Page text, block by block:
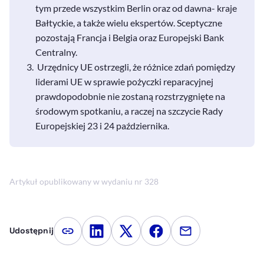
tym przede wszystkim Berlin oraz od dawna- kraje
Bałtyckie, a także wielu ekspertów. Sceptyczne
pozostają Francja i Belgia oraz Europejski Bank
Centralny.
Urzędnicy UE ostrzegli, że różnice zdań pomiędzy
liderami UE w sprawie pożyczki reparacyjnej
prawdopodobnie nie zostaną rozstrzygnięte na
środowym spotkaniu, a raczej na szczycie Rady
Europejskiej 23 i 24 października.
Artykuł opublikowany w wydaniu nr 328
Udostępnij Kopiuj link artykułu
Udostępnij na LinkedIn
Udostępnij na Twitterze
Udostępnij na
Udostępnij